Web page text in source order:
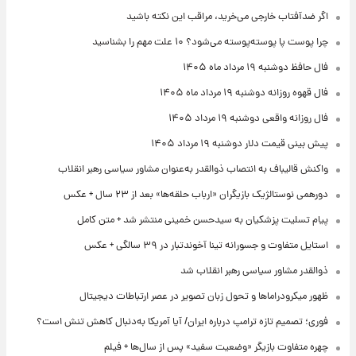
اگر ضدآفتاب خارجی می‌خرید، مراقب این نکته باشید
چرا پوست پا پوسته‌پوسته می‌شود؟ ۱۰ علت مهم را بشناسید
فال حافظ دوشنبه ۱۹ مرداد ماه ۱۴۰۵
فال قهوه روزانه دوشنبه ۱۹ مرداد ماه ۱۴۰۵
فال روزانه واقعی دوشنبه ۱۹ مرداد ۱۴۰۵
پیش‌ بینی قیمت دلار دوشنبه ۱۹ مرداد ۱۴۰۵
واکنش قالیباف به انتصاب ذوالقدر به‌عنوان مشاور سیاسی رهبر انقلاب
دورهمی نوستالژیک بازیگران «ارباب حلقه‌ها» بعد از ۲۳ سال + عکس
پیام تسلیت پزشکیان به سیدحسن خمینی منتشر شد + متن کامل
استایل متفاوت و جسورانه تینا آخوندتبار در ۳۹ سالگی + عکس
ذوالقدر مشاور سیاسی رهبر انقلاب شد
ظهور میکرودراماها و تحول زبان تصویر در عصر ارتباطات دیجیتال
فوری؛ تصمیم تازه ترامپ درباره ایران/ آیا آمریکا به‌دنبال کاهش تنش است؟
چهره متفاوت بازیگر «وضعیت سفید» پس از سال‌ها + فیلم